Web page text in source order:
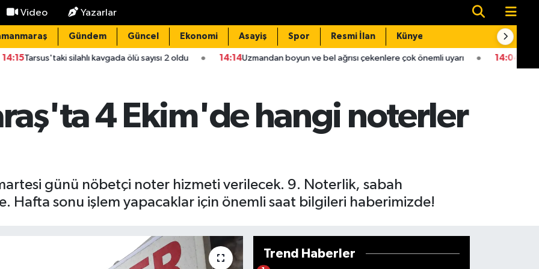
Video Yazarlar
Gündem Güncel Ekonomi Asayiş Spor Resmi İlan Künye
kavgada ölü sayısı 2 oldu 14:14Uzmandan boyun ve bel ağrısı çekenlere çok önemli uyarı 14:04Gaziantep'teki
4 Ekim'de hangi noterler
günü nöbetçi noter hizmeti verilecek. 9. Noterlik, sabah
Hafta sonu işlem yapacaklar için önemli saat bilgileri haberimizde!
Trend Haberler